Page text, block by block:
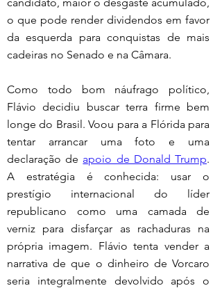
o que pode render dividendos em favor
da esquerda para conquistas de mais
cadeiras no Senado e na Câmara.
Como todo bom náufrago político,
Flávio decidiu buscar terra firme bem
longe do Brasil. Voou para a Flórida para
tentar arrancar uma foto e uma
declaração de apoio de Donald Trump.
A estratégia é conhecida: usar o
prestígio internacional do líder
republicano como uma camada de
verniz para disfarçar as rachaduras na
própria imagem. Flávio tenta vender a
narrativa de que o dinheiro de Vorcaro
seria integralmente devolvido após o